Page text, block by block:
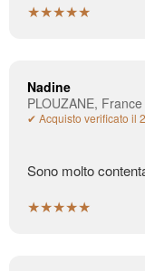
★★★★★
Nadine
PLOUZANE, France
✔ Acquisto verificato il
Sono molto
★★★★★